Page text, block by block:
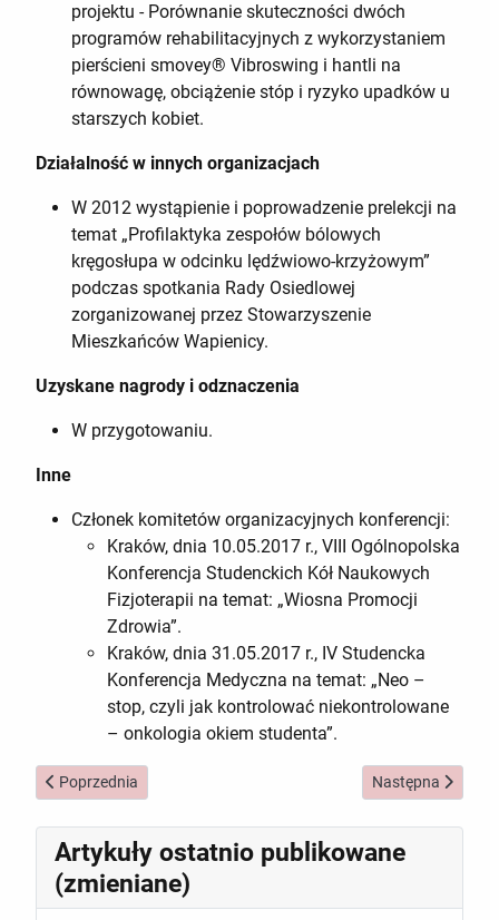
projektu - Porównanie skuteczności dwóch
programów rehabilitacyjnych z wykorzystaniem
pierścieni smovey® Vibroswing i hantli na
równowagę, obciążenie stóp i ryzyko upadków u
starszych kobiet.
Działalność w innych organizacjach
W 2012 wystąpienie i poprowadzenie prelekcji na
temat „Profilaktyka zespołów bólowych
kręgosłupa w odcinku lędźwiowo-krzyżowym”
podczas spotkania Rady Osiedlowej
zorganizowanej przez Stowarzyszenie
Mieszkańców Wapienicy.
Uzyskane nagrody i odznaczenia
W przygotowaniu.
Inne
Członek komitetów organizacyjnych konferencji:
Kraków, dnia 10.05.2017 r., VIII Ogólnopolska
Konferencja Studenckich Kół Naukowych
Fizjoterapii na temat: „Wiosna Promocji
Zdrowia”.
Kraków, dnia 31.05.2017 r., IV Studencka
Konferencja Medyczna na temat: „Neo –
stop, czyli jak kontrolować niekontrolowane
– onkologia okiem studenta”.
Poprzednia strona: mgr Mateusz Borkowski
Poprzednia Następna strona:
Następna
Artykuły ostatnio publikowane
(zmieniane)